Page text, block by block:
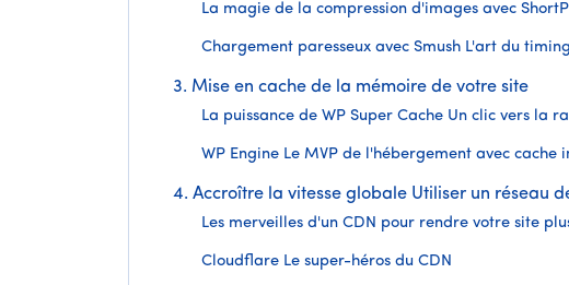
La magie de la compression d'images avec
Chargement paresseux avec Smush L'art du timing
3. Mise en cache de la mémoire de votre site
La puissance de WP Super Cache Un clic vers la
WP Engine Le MVP de l'hébergement avec cache
4. Accroître la vitesse globale Utiliser un réseau
Les merveilles d'un CDN pour rendre votre site
Cloudflare Le super-héros du CDN